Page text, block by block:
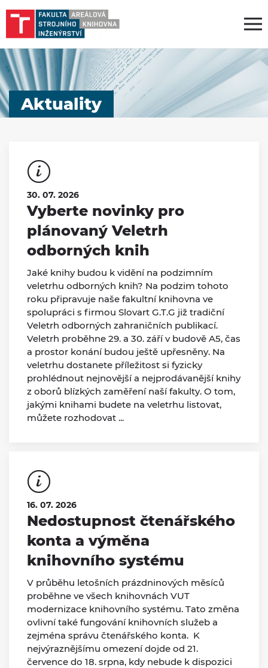
Aktuality
30. 07. 2026
Vyberte novinky pro
plánovaný Veletrh
odborných knih
Jaké knihy budou k vidění na podzimním
veletrhu odborných knih? Na podzim tohoto
roku připravuje naše fakultní knihovna ve
spolupráci s firmou Slovart G.T.G již tradiční
Veletrh odborných zahraničních publikací.
Veletrh proběhne 29. a 30. září v budově A5, čas
a prostor konání budou ještě upřesněny. Na
veletrhu dostanete příležitost si fyzicky
prohlédnout nejnovější a nejprodávanější knihy
z oborů blízkých zaměření naší fakulty. O tom,
jakými knihami budete na veletrhu listovat,
můžete rozhodovat ...
16. 07. 2026
Nedostupnost čtenářského
konta a výměna
knihovního systému
V průběhu letošních prázdninových měsíců
proběhne ve všech knihovnách VUT
modernizace knihovního systému. Tato změna
ovlivní také fungování knihovních služeb a
zejména správu čtenářského konta. K
nejvýraznějšímu omezení dojde od 21.
července do 18. srpna, kdy nebude k dispozici